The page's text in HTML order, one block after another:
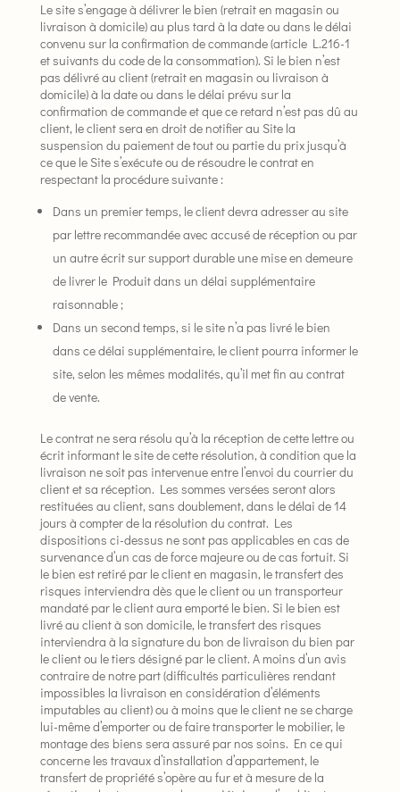
Le site s’engage à délivrer le bien (retrait en magasin ou
livraison à domicile) au plus tard à la date ou dans le délai
convenu sur la confirmation de commande (article L.216-1
et suivants du code de la consommation). Si le bien n’est
pas délivré au client (retrait en magasin ou livraison à
domicile) à la date ou dans le délai prévu sur la
confirmation de commande et que ce retard n’est pas dû au
client, le client sera en droit de notifier au Site la
suspension du paiement de tout ou partie du prix jusqu’à
ce que le Site s’exécute ou de résoudre le contrat en
respectant la procédure suivante :
Dans un premier temps, le client devra adresser au site
par lettre recommandée avec accusé de réception ou par
un autre écrit sur support durable une mise en demeure
de livrer le Produit dans un délai supplémentaire
raisonnable ;
Dans un second temps, si le site n’a pas livré le bien
dans ce délai supplémentaire, le client pourra informer le
site, selon les mêmes modalités, qu’il met fin au contrat
de vente.
Le contrat ne sera résolu qu’à la réception de cette lettre ou
écrit informant le site de cette résolution, à condition que la
livraison ne soit pas intervenue entre l’envoi du courrier du
client et sa réception. Les sommes versées seront alors
restituées au client, sans doublement, dans le délai de 14
jours à compter de la résolution du contrat. Les
dispositions ci-dessus ne sont pas applicables en cas de
survenance d’un cas de force majeure ou de cas fortuit. Si
le bien est retiré par le client en magasin, le transfert des
risques interviendra dès que le client ou un transporteur
mandaté par le client aura emporté le bien. Si le bien est
livré au client à son domicile, le transfert des risques
interviendra à la signature du bon de livraison du bien par
le client ou le tiers désigné par le client. A moins d’un avis
contraire de notre part (difficultés particulières rendant
impossibles la livraison en considération d’éléments
imputables au client) ou à moins que le client ne se charge
lui-même d’emporter ou de faire transporter le mobilier, le
montage des biens sera assuré par nos soins. En ce qui
concerne les travaux d’installation d’appartement, le
transfert de propriété s’opère au fur et à mesure de la